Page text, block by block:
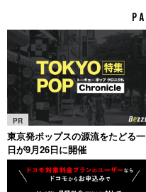
PR
東京発ポップスの源流をたどる一
日が9月26日に開催